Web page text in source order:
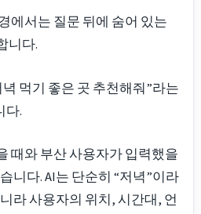
에서는 질문 뒤에 숨어 있는
니다.
먹기 좋은 곳 추천해줘”라는
다.
때와 부산 사용자가 입력했을
니다. AI는 단순히 “저녁”이라
라 사용자의 위치, 시간대, 언